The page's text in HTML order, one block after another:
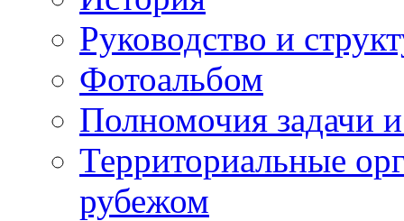
Руководство и
Фотоальбом
Полномочия задачи
Территориальные
рубежом